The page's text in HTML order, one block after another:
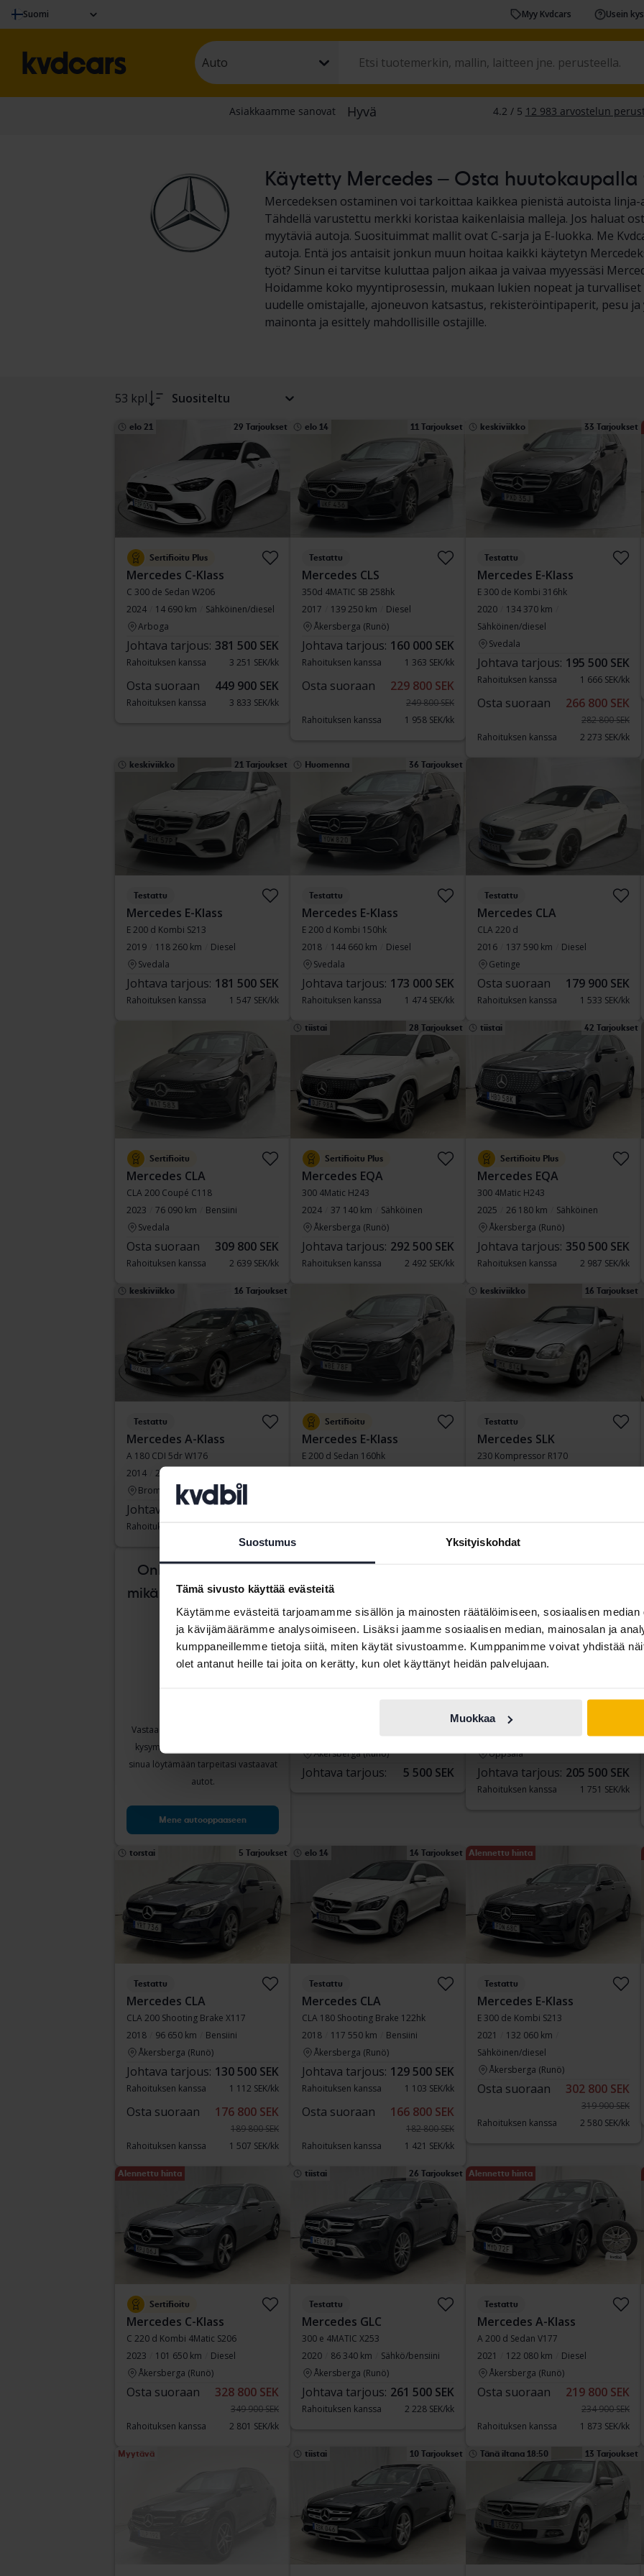
Suostumus Yksityiskohdat
Tämä sivusto käyttää evästeitä
Käytämme evästeitä tarjoamamme sisällön ja mainosten räätälöimiseen, sosiaalisen
ja kävijämäärämme analysoimiseen. Lisäksi jaamme sosiaalisen median, mainosalan ja
kumppaneillemme tietoja siitä, miten käytät sivustoamme. Kumppanimme voivat yhdistää
olet antanut heille tai joita on kerätty, kun olet käyttänyt heidän palvelujaan.
Muokkaa
Suomi Myy Kvdcars Usein
Auto
Käytetty Mercedes – Osta
Mercedeksen ostaminen voi tarkoittaa kaikkea pienistä autoista
Tähdellä varustettu merkki koristaa kaikenlaisia malleja. Jos haluat
myytäviä autoja. Suosituimmat mallit ovat C-sarja ja E-luokka. Me
autoja. Entä jos antaisit jonkun muun hoitaa kaikki käytetyn
työt? Sinun ei tarvitse kuluttaa paljon aikaa ja vaivaa myyessäsi
Hoidamme koko myyntiprosessin, mukaan lukien nopeat ja
uudelle omistajalle, ajoneuvon katsastus, rekisteröintipaperit, pesu
mainonta ja esittely mahdollisille ostajille.
53 kpl Suositeltu
elo 21 29 Tarjoukset
Sertifioitu Plus
Mercedes C-Klass
C 300 de Sedan W206
2024
14 690 km
Sähköinen/diesel
Arboga
Johtava tarjous: 381 500 SEK
Rahoituksen kanssa 3 251 SEK/kk
Osta suoraan 449 900 SEK
Rahoituksen kanssa 3 833 SEK/kk
elo 14 11 Tarjoukset
Testattu
Mercedes CLS
350d 4MATIC SB 258hk
2017
139 250 km
Diesel
Åkersberga (Runö)
Johtava tarjous: 160 000 SEK
Rahoituksen kanssa 1 363 SEK/kk
Osta suoraan 229 800 SEK
249 800 SEK
Rahoituksen kanssa
1 958 SEK/kk
keskiviikko 33 Tarjoukset
Testattu
Mercedes E-Klass
E 300 de Kombi 316hk
2020
134 370 km
Sähköinen/diesel
Svedala
Johtava tarjous: 195 500 SEK
Rahoituksen kanssa 1 666 SEK/kk
Osta suoraan 266 800 SEK
282 800 SEK
Rahoituksen kanssa
2 273 SEK/kk
keskiviikko 21 Tarjoukset
Testattu
Mercedes E-Klass
E 200 d Kombi S213
2019
118 260 km
Diesel
Svedala
Johtava tarjous: 181 500 SEK
Rahoituksen kanssa 1 547 SEK/kk
Huomenna 36 Tarjoukset
Testattu
Mercedes E-Klass
E 200 d Kombi 150hk
2018
144 660 km
Diesel
Svedala
Johtava tarjous: 173 000 SEK
Rahoituksen kanssa 1 474 SEK/kk
Testattu
Mercedes CLA
CLA 220 d
2016
137 590 km
Diesel
Getinge
Osta suoraan 179 900 SEK
Rahoituksen kanssa 1 533 SEK/kk
Sertifioitu
Mercedes CLA
CLA 200 Coupé C118
2023
76 090 km
Bensiini
Svedala
Osta suoraan 309 800 SEK
Rahoituksen kanssa 2 639 SEK/kk
tiistai 28 Tarjoukset
Sertifioitu Plus
Mercedes EQA
300 4Matic H243
2024
37 140 km
Sähköinen
Åkersberga (Runö)
Johtava tarjous: 292 500 SEK
Rahoituksen kanssa 2 492 SEK/kk
tiistai 42 Tarjoukset
Sertifioitu Plus
Mercedes EQA
300 4Matic H243
2025
26 180 km
Sähköinen
Åkersberga (Runö)
Johtava tarjous: 350 500 SEK
Rahoituksen kanssa 2 987 SEK/kk
keskiviikko 16 Tarjoukset
Testattu
Mercedes A-Klass
A 180 CDI 5dr W176
2014
201 330 km
Bromölla
Johtava tarjous: 43 000 SEK
Rahoituksen kanssa
Sertifioitu
Mercedes E-Klass
E 200 d Sedan 160hk
keskiviikko 16 Tarjoukset
Testattu
Mercedes SLK
230 Kompressor R170
Onko vaikea tietää,
mikä auto sopii sinulle?
Vastaa muutamaan yksinkertaiseen
kysymykseen, niin voimme auttaa
sinua löytämään tarpeitasi vastaavat
autot.
Mene autooppaaseen
Åkersberga (Runö)
Johtava tarjous: 5 500 SEK
CLA 250 Coupé C118
Bensiini
Uppsala
Johtava tarjous: 205 500 SEK
Rahoituksen kanssa 1 751 SEK/kk
torstai 5 Tarjoukset
Testattu
Mercedes CLA
CLA 200 Shooting Brake X117
2018
96 650 km
Bensiini
Åkersberga (Runö)
Johtava tarjous: 130 500 SEK
Rahoituksen kanssa 1 112 SEK/kk
Osta suoraan 176 800 SEK
189 800 SEK
Rahoituksen kanssa
1 507 SEK/kk
elo 14 14 Tarjoukset
Testattu
Mercedes CLA
CLA 180 Shooting Brake 122hk
2018
117 550 km
Bensiini
Åkersberga (Runö)
Johtava tarjous: 129 500 SEK
Rahoituksen kanssa 1 103 SEK/kk
Osta suoraan 166 800 SEK
182 800 SEK
Rahoituksen kanssa
1 421 SEK/kk
Alennettu hinta
Testattu
Mercedes E-Klass
E 300 de Kombi S213
2021
132 060 km
Sähköinen/diesel
Åkersberga (Runö)
Osta suoraan 302 800 SEK
319 900 SEK
Rahoituksen kanssa
2 580 SEK/kk
Alennettu hinta
Sertifioitu
Mercedes C-Klass
C 220 d Kombi 4Matic S206
2023
101 650 km
Diesel
Åkersberga (Runö)
Osta suoraan 328 800 SEK
349 900 SEK
Rahoituksen kanssa
2 801 SEK/kk
tiistai 26 Tarjoukset
Testattu
Mercedes GLC
300 e 4MATIC X253
2020
86 340 km
Sähkö/bensiini
Åkersberga (Runö)
Johtava tarjous: 261 500 SEK
Rahoituksen kanssa 2 228 SEK/kk
Alennettu hinta
Testattu
Mercedes A-Klass
A 200 d Sedan V177
2021
122 080 km
Diesel
Åkersberga (Runö)
Osta suoraan 219 800 SEK
234 900 SEK
Rahoituksen kanssa
1 873 SEK/kk
Myytävä tiistai 10 Tarjoukset Tänä iltana 18:50 13 Tarjoukset